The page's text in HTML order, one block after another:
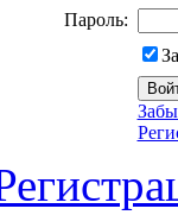
Пароль: